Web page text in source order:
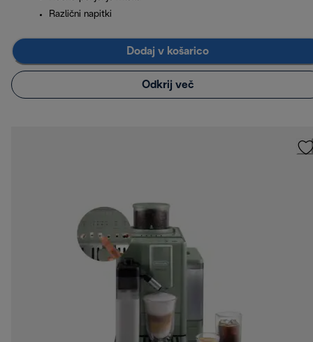
Različni napitki
Dodaj v košarico
Odkrij več